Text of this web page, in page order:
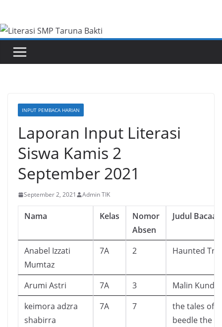
content
INPUT PEMBACA HARIAN
Laporan Input Literasi
Siswa Kamis 2
September 2021
September 2, 2021 Admin TIK
Nama Kelas
Nomor
Absen
Judul Bacaan
Anabel Izzati
Mumtaz
7A 2 Haunted
Arumi Astri 7A 3
Malin
keimora adzra
shabirra
7A 7
the tales of
beedle the